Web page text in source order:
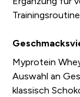
Myprotein
Auswahl an
klassisch